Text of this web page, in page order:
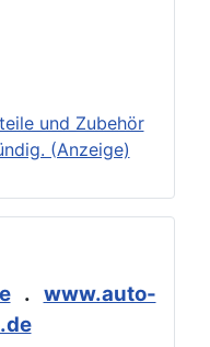
und Zubehör
(Anzeige)
. www.auto-